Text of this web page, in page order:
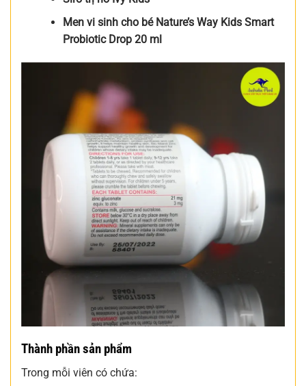
Men vi sinh cho bé Nature’s Way Kids Smart
Probiotic Drop 20 ml
Thành phần sản phẩm
Trong mỗi viên có chứa: